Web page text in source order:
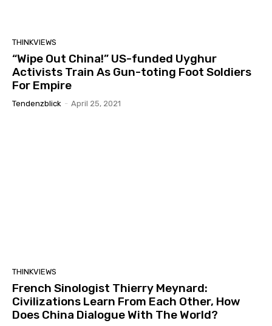
THINKVIEWS
“Wipe Out China!” US-funded Uyghur
Activists Train As Gun-toting Foot Soldiers
For Empire
Tendenzblick - April 25, 2021
THINKVIEWS
French Sinologist Thierry Meynard:
Civilizations Learn From Each Other, How
Does China Dialogue With The World?